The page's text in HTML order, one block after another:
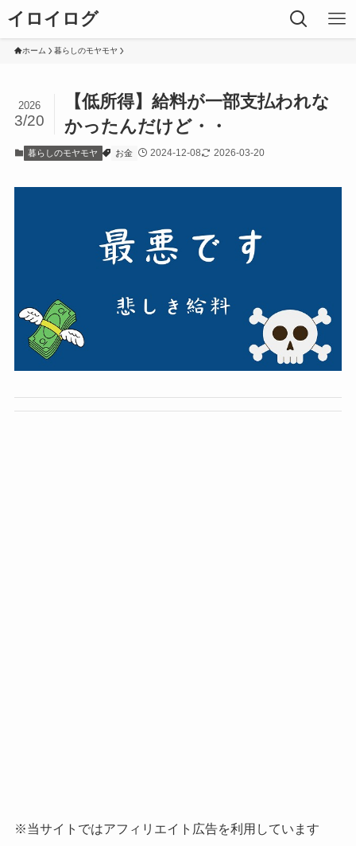
イロイログ
ホーム 暮らしのモヤモヤ
【低所得】給料が一部支払われな
かったんだけど・・
2026
3/20
暮らしのモヤモヤ お金 2024-12-08 2026-03-20
※当サイトではアフィリエイト広告を利用しています